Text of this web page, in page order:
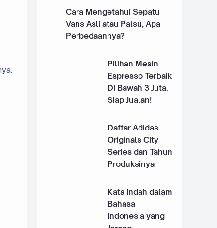
Cara Mengetahui Sepatu
Vans Asli atau Palsu, Apa
Perbedaannya?
Pilihan Mesin
Espresso Terbaik
Di Bawah 3 Juta.
Siap Jualan!
Daftar Adidas
Originals City
Series dan Tahun
Produksinya
Kata Indah dalam
Bahasa
Indonesia yang